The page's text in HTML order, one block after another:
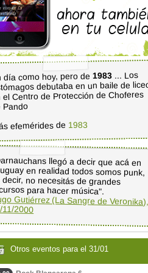
día como hoy, pero de1983 ... Los
debutaba en un baile de
el Centro de Protección de Choferes
Pando
efemérides de 1983
llegó a decir que acá en
en realidad todos somos punk,
decir, no necesitás de grandes
para hacer música".
Gutiérrez (La Sangre de Veronika),
11/2000
Otros eventos para el 31/01